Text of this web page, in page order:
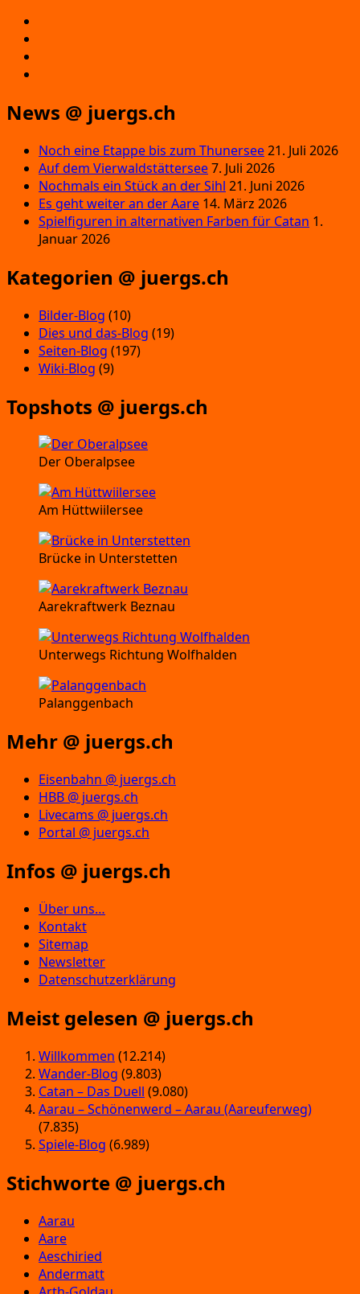
News @ juergs.ch
Noch eine Etappe bis zum Thunersee21. Juli 2026
Auf dem Vierwaldstättersee7. Juli 2026
Nochmals ein Stück an der Sihl 21. Juni 2026
Es geht weiter an der Aare 14. März 2026
Spielfiguren in alternativen Farben für Catan 1.
Januar 2026
Kategorien @ juergs.ch
Bilder-Blog (10)
Dies und das-Blog (19)
Seiten-Blog (197)
Wiki-Blog (9)
Topshots @ juergs.ch
Der Oberalpsee
Am Hüttwiilersee
Brücke in Unterstetten
Aarekraftwerk Beznau
Unterwegs Richtung Wolfhalden
Palanggenbach
Mehr @ juergs.ch
Eisenbahn @ juergs.ch
HBB @ juergs.ch
Livecams @ juergs.ch
Portal @ juergs.ch
Infos @ juergs.ch
Über uns…
Kontakt
Sitemap
Newsletter
Datenschutzerklärung
Meist gelesen @ juergs.ch
Willkommen (12.214)
Wander-Blog (9.803)
Catan – Das Duell (9.080)
Aarau – Schönenwerd – Aarau (Aareuferweg)
(7.835)
Spiele-Blog (6.989)
Stichworte @ juergs.ch
Aarau
Aare
Aeschiried
Andermatt